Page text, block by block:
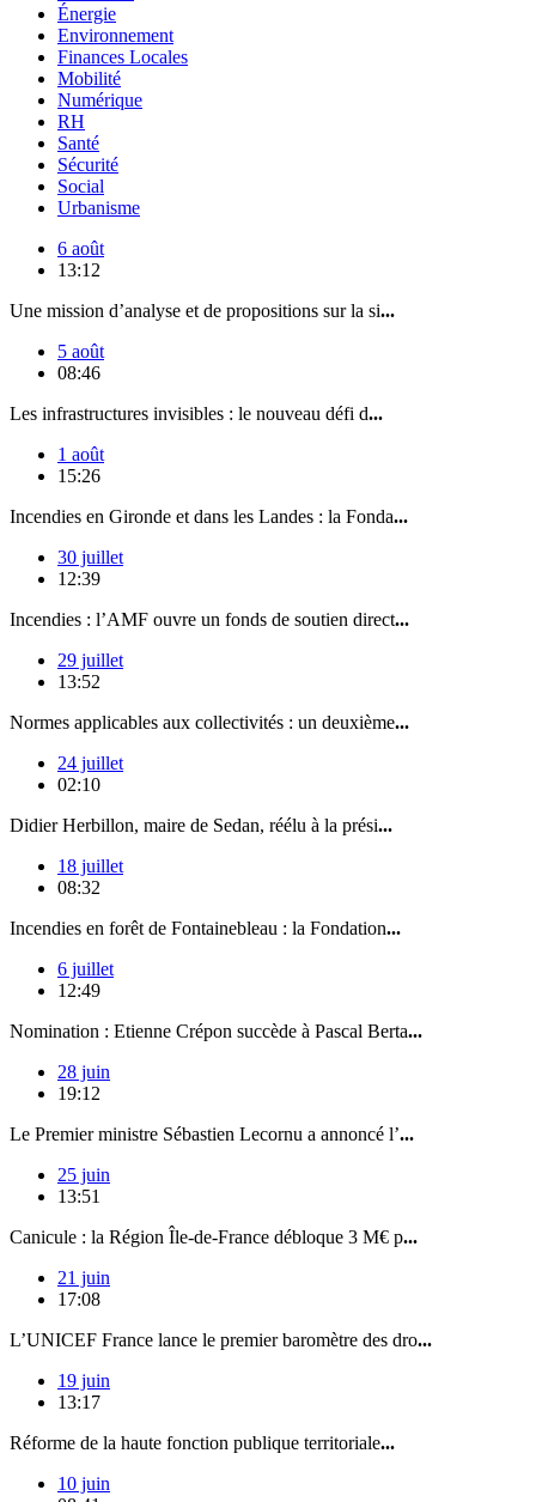
Énergie
Environnement
Finances Locales
Mobilité
Numérique
RH
Santé
Sécurité
Social
Urbanisme
6 août
13:12
Une mission d’analyse et de propositions sur la si...
5 août
08:46
Les infrastructures invisibles : le nouveau défi d...
1 août
15:26
Incendies en Gironde et dans les Landes : la Fonda...
30 juillet
12:39
Incendies : l’AMF ouvre un fonds de soutien direct...
29 juillet
13:52
Normes applicables aux collectivités : un deuxième...
24 juillet
02:10
Didier Herbillon, maire de Sedan, réélu à la prési...
18 juillet
08:32
Incendies en forêt de Fontainebleau : la Fondation...
6 juillet
12:49
Nomination : Etienne Crépon succède à Pascal Berta...
28 juin
19:12
Le Premier ministre Sébastien Lecornu a annoncé l’...
25 juin
13:51
Canicule : la Région Île-de-France débloque 3 M€ p...
21 juin
17:08
L’UNICEF France lance le premier baromètre des dro...
19 juin
13:17
Réforme de la haute fonction publique territoriale...
10 juin